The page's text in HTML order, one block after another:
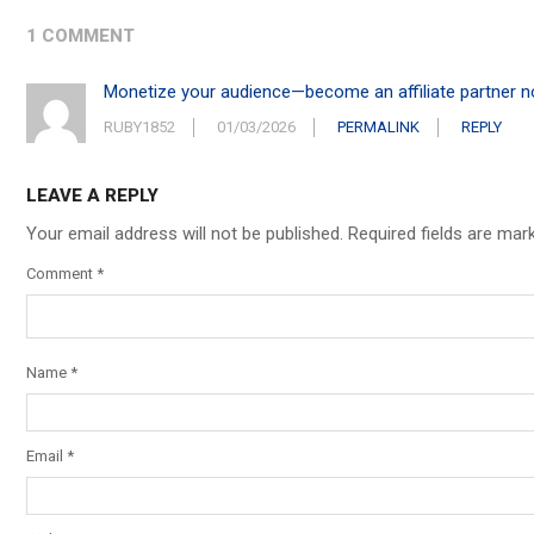
1 COMMENT
Monetize your audience—become an affiliate partner
RUBY1852 01/03/2026 PERMALINK REPLY
LEAVE A REPLY
Your email address will not be published. Required fields are
Comment *
Name *
Email *